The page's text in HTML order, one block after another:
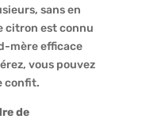
sans en
citron est connu
mère efficace
vous pouvez
confit.
de